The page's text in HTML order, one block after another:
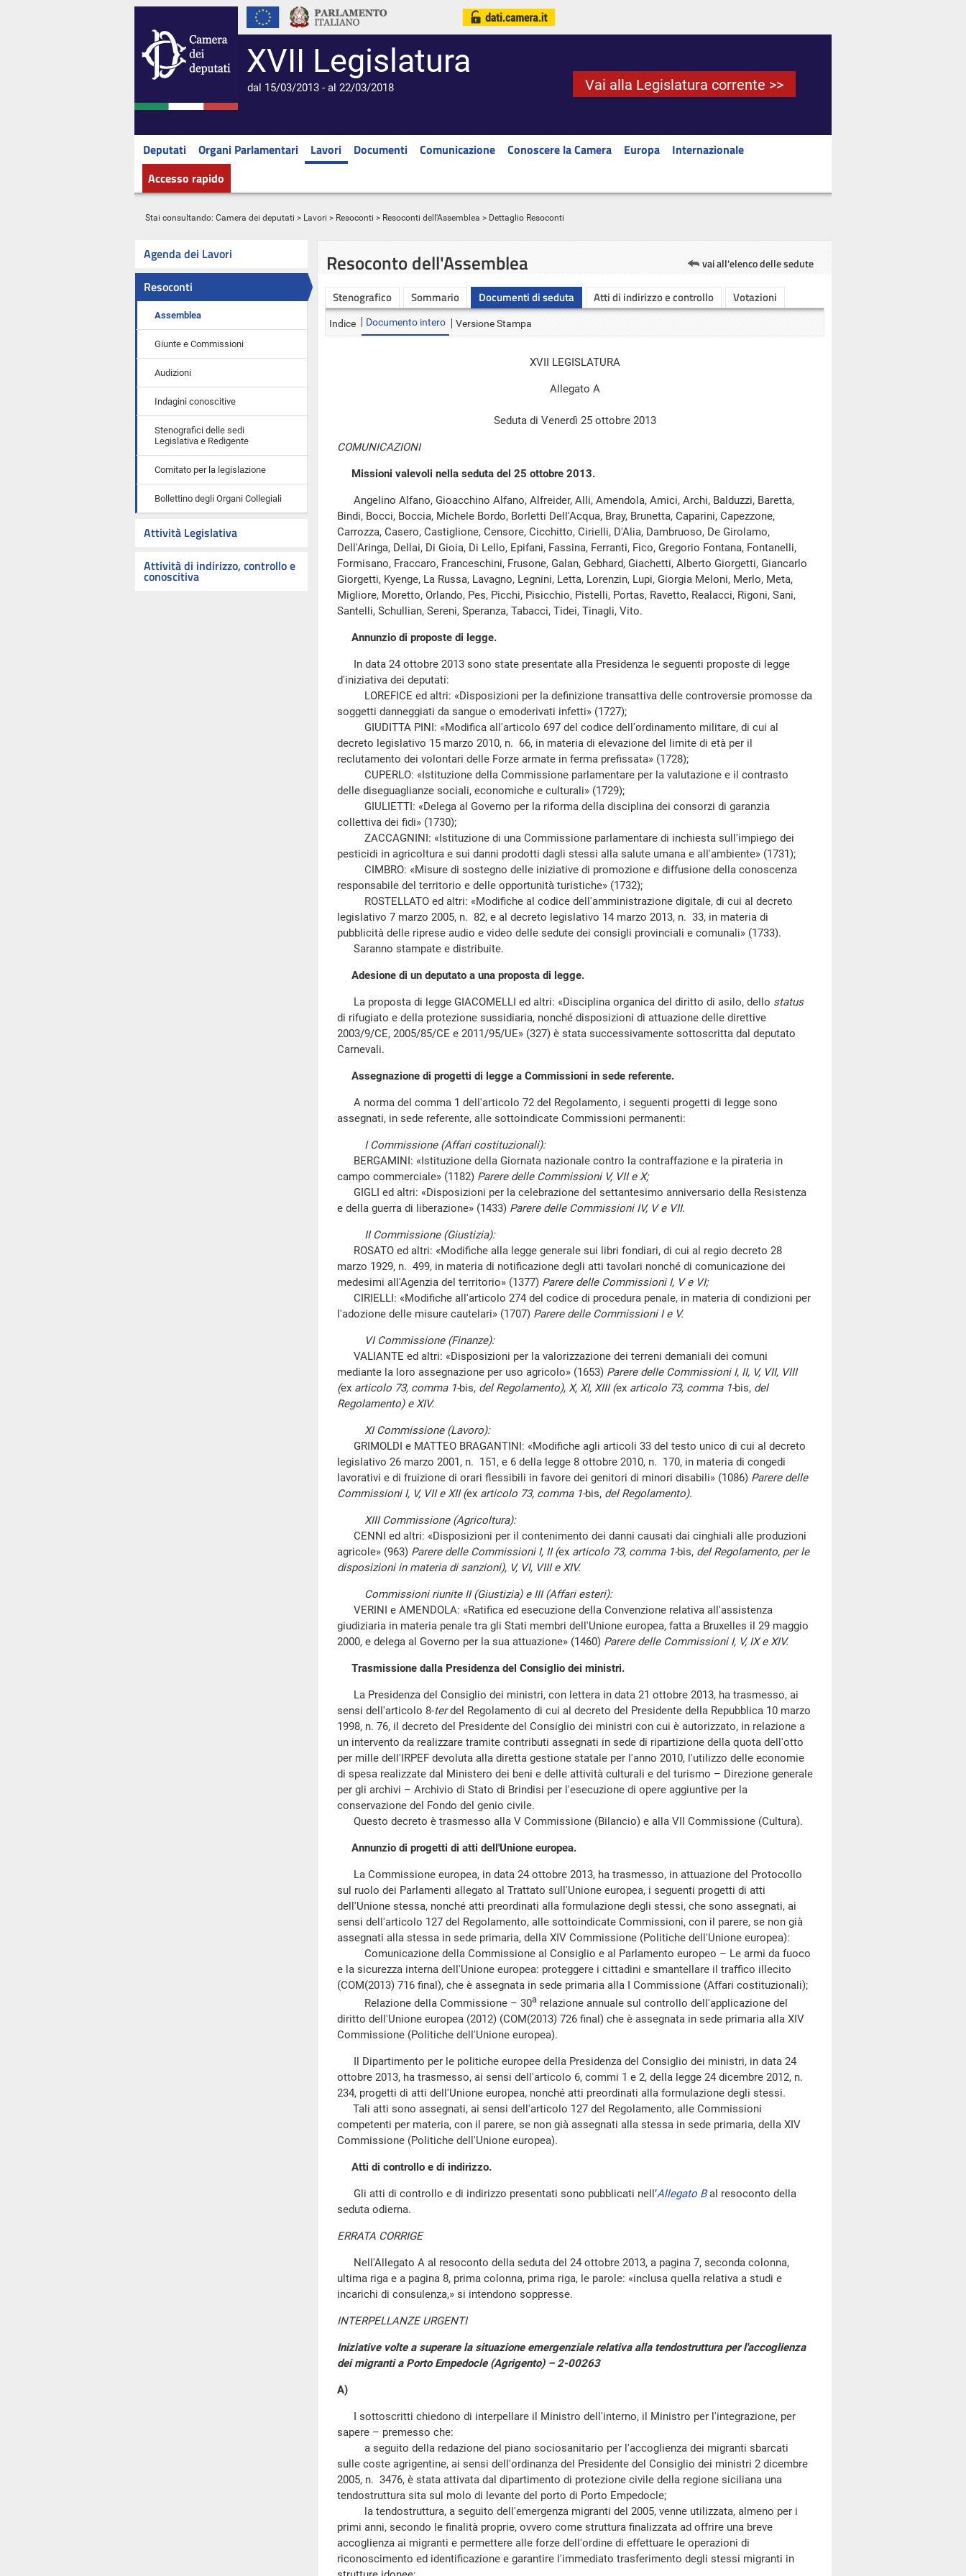
XVII Legislatura
dal 15/03/2013 - al 22/03/2018 Vai alla Legislatura corrente >>
Deputati Organi Parlamentari Lavori Documenti Comunicazione Conoscere la Camera Europa
Internazionale
Accesso rapido
Stai consultando: Camera dei deputati > Lavori > Resoconti > Resoconti dell'Assemblea > Dettaglio Resoconti
Agenda dei Lavori
Resoconti
Assemblea
Giunte e Commissioni
Audizioni
Indagini conoscitive
Stenografici delle sedi
Legislativa e Redigente
Comitato per la legislazione
Bollettino degli Organi Collegiali
Attività Legislativa
Attività di indirizzo, controllo e
conoscitiva
Resoconto dell'Assemblea vai all'elenco delle sedute
Stenografico Sommario Documenti di seduta Atti di indirizzo e controllo Votazioni
Indice Documento intero Versione Stampa
XVII LEGISLATURA
Allegato A
Seduta di Venerdì 25 ottobre 2013
COMUNICAZIONI
Missioni valevoli nella seduta del 25 ottobre 2013.
Angelino Alfano, Gioacchino Alfano, Alfreider, Alli, Amendola, Amici, Archi, Balduzzi, Baretta,
Bindi, Bocci, Boccia, Michele Bordo, Borletti Dell'Acqua, Bray, Brunetta, Caparini, Capezzone,
Carrozza, Casero, Castiglione, Censore, Cicchitto, Cirielli, D'Alia, Dambruoso, De Girolamo,
Dell'Aringa, Dellai, Di Gioia, Di Lello, Epifani, Fassina, Ferranti, Fico, Gregorio Fontana, Fontanelli,
Formisano, Fraccaro, Franceschini, Frusone, Galan, Gebhard, Giachetti, Alberto Giorgetti, Giancarlo
Giorgetti, Kyenge, La Russa, Lavagno, Legnini, Letta, Lorenzin, Lupi, Giorgia Meloni, Merlo, Meta,
Migliore, Moretto, Orlando, Pes, Picchi, Pisicchio, Pistelli, Portas, Ravetto, Realacci, Rigoni, Sani,
Santelli, Schullian, Sereni, Speranza, Tabacci, Tidei, Tinagli, Vito.
Annunzio di proposte di legge.
In data 24 ottobre 2013 sono state presentate alla Presidenza le seguenti proposte di legge
d'iniziativa dei deputati:
LOREFICE ed altri: «Disposizioni per la definizione transattiva delle controversie promosse da
soggetti danneggiati da sangue o emoderivati infetti» (1727);
GIUDITTA PINI: «Modifica all'articolo 697 del codice dell'ordinamento militare, di cui al
decreto legislativo 15 marzo 2010, n. 66, in materia di elevazione del limite di età per il
reclutamento dei volontari delle Forze armate in ferma prefissata» (1728);
CUPERLO: «Istituzione della Commissione parlamentare per la valutazione e il contrasto
delle diseguaglianze sociali, economiche e culturali» (1729);
GIULIETTI: «Delega al Governo per la riforma della disciplina dei consorzi di garanzia
collettiva dei fidi» (1730);
ZACCAGNINI: «Istituzione di una Commissione parlamentare di inchiesta sull'impiego dei
pesticidi in agricoltura e sui danni prodotti dagli stessi alla salute umana e all'ambiente» (1731);
CIMBRO: «Misure di sostegno delle iniziative di promozione e diffusione della conoscenza
responsabile del territorio e delle opportunità turistiche» (1732);
ROSTELLATO ed altri: «Modifiche al codice dell'amministrazione digitale, di cui al decreto
legislativo 7 marzo 2005, n. 82, e al decreto legislativo 14 marzo 2013, n. 33, in materia di
pubblicità delle riprese audio e video delle sedute dei consigli provinciali e comunali» (1733).
Saranno stampate e distribuite.
Adesione di un deputato a una proposta di legge.
La proposta di legge GIACOMELLI ed altri: «Disciplina organica del diritto di asilo, dello status
di rifugiato e della protezione sussidiaria, nonché disposizioni di attuazione delle direttive
2003/9/CE, 2005/85/CE e 2011/95/UE» (327) è stata successivamente sottoscritta dal deputato
Carnevali.
Assegnazione di progetti di legge a Commissioni in sede referente.
A norma del comma 1 dell'articolo 72 del Regolamento, i seguenti progetti di legge sono
assegnati, in sede referente, alle sottoindicate Commissioni permanenti:
I Commissione (Affari costituzionali):
BERGAMINI: «Istituzione della Giornata nazionale contro la contraffazione e la pirateria in
campo commerciale» (1182) Parere delle Commissioni V, VII e X;
GIGLI ed altri: «Disposizioni per la celebrazione del settantesimo anniversario della Resistenza
e della guerra di liberazione» (1433) Parere delle Commissioni IV, V e VII.
II Commissione (Giustizia):
ROSATO ed altri: «Modifiche alla legge generale sui libri fondiari, di cui al regio decreto 28
marzo 1929, n. 499, in materia di notificazione degli atti tavolari nonché di comunicazione dei
medesimi all'Agenzia del territorio» (1377) Parere delle Commissioni I, V e VI;
CIRIELLI: «Modifiche all'articolo 274 del codice di procedura penale, in materia di condizioni per
l'adozione delle misure cautelari» (1707) Parere delle Commissioni I e V.
VI Commissione (Finanze):
VALIANTE ed altri: «Disposizioni per la valorizzazione dei terreni demaniali dei comuni
mediante la loro assegnazione per uso agricolo» (1653) Parere delle Commissioni I, II, V, VII, VIII
(ex articolo 73, comma 1-bis, del Regolamento), X, XI, XIII (ex articolo 73, comma 1-bis, del
Regolamento) e XIV.
XI Commissione (Lavoro):
GRIMOLDI e MATTEO BRAGANTINI: «Modifiche agli articoli 33 del testo unico di cui al decreto
legislativo 26 marzo 2001, n. 151, e 6 della legge 8 ottobre 2010, n. 170, in materia di congedi
lavorativi e di fruizione di orari flessibili in favore dei genitori di minori disabili» (1086) Parere delle
Commissioni I, V, VII e XII (ex articolo 73, comma 1-bis, del Regolamento).
XIII Commissione (Agricoltura):
CENNI ed altri: «Disposizioni per il contenimento dei danni causati dai cinghiali alle produzioni
agricole» (963) Parere delle Commissioni I, II (ex articolo 73, comma 1-bis, del Regolamento, per le
disposizioni in materia di sanzioni), V, VI, VIII e XIV.
Commissioni riunite II (Giustizia) e III (Affari esteri):
VERINI e AMENDOLA: «Ratifica ed esecuzione della Convenzione relativa all'assistenza
giudiziaria in materia penale tra gli Stati membri dell'Unione europea, fatta a Bruxelles il 29 maggio
2000, e delega al Governo per la sua attuazione» (1460) Parere delle Commissioni I, V, IX e XIV.
Trasmissione dalla Presidenza del Consiglio dei ministri.
La Presidenza del Consiglio dei ministri, con lettera in data 21 ottobre 2013, ha trasmesso, ai
sensi dell'articolo 8-terdel Regolamento di cui al decreto del Presidente della Repubblica 10 marzo
1998, n. 76, il decreto del Presidente del Consiglio dei ministri con cui è autorizzato, in relazione a
un intervento da realizzare tramite contributi assegnati in sede di ripartizione della quota dell'otto
per mille dell'IRPEF devoluta alla diretta gestione statale per l'anno 2010, l'utilizzo delle economie
di spesa realizzate dal Ministero dei beni e delle attività culturali e del turismo – Direzione generale
per gli archivi – Archivio di Stato di Brindisi per l'esecuzione di opere aggiuntive per la
conservazione del Fondo del genio civile.
Questo decreto è trasmesso alla V Commissione (Bilancio) e alla VII Commissione (Cultura).
Annunzio di progetti di atti dell'Unione europea.
La Commissione europea, in data 24 ottobre 2013, ha trasmesso, in attuazione del Protocollo
sul ruolo dei Parlamenti allegato al Trattato sull'Unione europea, i seguenti progetti di atti
dell'Unione stessa, nonché atti preordinati alla formulazione degli stessi, che sono assegnati, ai
sensi dell'articolo 127 del Regolamento, alle sottoindicate Commissioni, con il parere, se non già
assegnati alla stessa in sede primaria, della XIV Commissione (Politiche dell'Unione europea):
Comunicazione della Commissione al Consiglio e al Parlamento europeo – Le armi da fuoco
e la sicurezza interna dell'Unione europea: proteggere i cittadini e smantellare il traffico illecito
(COM(2013) 716 final), che è assegnata in sede primaria alla I Commissione (Affari costituzionali);
Relazione della Commissione – 30a relazione annuale sul controllo dell'applicazione del
diritto dell'Unione europea (2012) (COM(2013) 726 final) che è assegnata in sede primaria alla XIV
Commissione (Politiche dell'Unione europea).
Il Dipartimento per le politiche europee della Presidenza del Consiglio dei ministri, in data 24
ottobre 2013, ha trasmesso, ai sensi dell'articolo 6, commi 1 e 2, della legge 24 dicembre 2012, n.
234, progetti di atti dell'Unione europea, nonché atti preordinati alla formulazione degli stessi.
Tali atti sono assegnati, ai sensi dell'articolo 127 del Regolamento, alle Commissioni
competenti per materia, con il parere, se non già assegnati alla stessa in sede primaria, della XIV
Commissione (Politiche dell'Unione europea).
Atti di controllo e di indirizzo.
Gli atti di controllo e di indirizzo presentati sono pubblicati nell’Allegato Bal resoconto della
seduta odierna.
ERRATA CORRIGE
Nell'Allegato A al resoconto della seduta del 24 ottobre 2013, a pagina 7, seconda colonna,
ultima riga e a pagina 8, prima colonna, prima riga, le parole: «inclusa quella relativa a studi e
incarichi di consulenza,» si intendono soppresse.
INTERPELLANZE URGENTI
Iniziative volte a superare la situazione emergenziale relativa alla tendostruttura per l'accoglienza
dei migranti a Porto Empedocle (Agrigento) – 2-00263
A)
I sottoscritti chiedono di interpellare il Ministro dell'interno, il Ministro per l'integrazione, per
sapere – premesso che:
a seguito della redazione del piano sociosanitario per l'accoglienza dei migranti sbarcati
sulle coste agrigentine, ai sensi dell'ordinanza del Presidente del Consiglio dei ministri 2 dicembre
2005, n. 3476, è stata attivata dal dipartimento di protezione civile della regione siciliana una
tendostruttura sita sul molo di levante del porto di Porto Empedocle;
la tendostruttura, a seguito dell'emergenza migranti del 2005, venne utilizzata, almeno per i
primi anni, secondo le finalità proprie, ovvero come struttura finalizzata ad offrire una breve
accoglienza ai migranti e permettere alle forze dell'ordine di effettuare le operazioni di
riconoscimento ed identificazione e garantire l'immediato trasferimento degli stessi migranti in